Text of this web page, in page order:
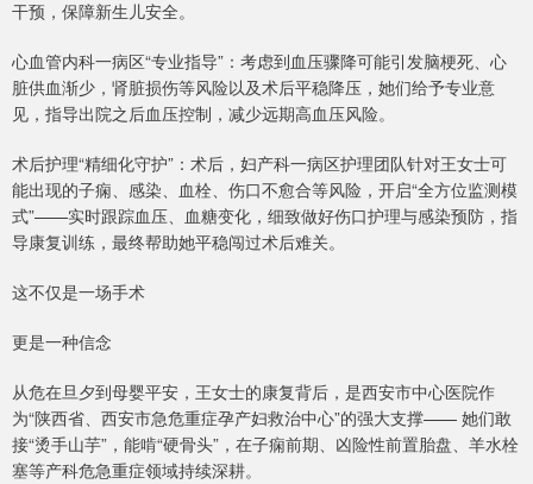
干预，保障新生儿安全。
心血管内科一病区“专业指导”：考虑到血压骤降可能引发脑梗死、心
脏供血渐少，肾脏损伤等风险以及术后平稳降压，她们给予专业意
见，指导出院之后血压控制，减少远期高血压风险。
术后护理“精细化守护”：术后，妇产科一病区护理团队针对王女士可
能出现的子痫、感染、血栓、伤口不愈合等风险，开启“全方位监测模
式”——实时跟踪血压、血糖变化，细致做好伤口护理与感染预防，指
导康复训练，最终帮助她平稳闯过术后难关。
这不仅是一场手术
更是一种信念
从危在旦夕到母婴平安，王女士的康复背后，是西安市中心医院作
为“陕西省、西安市急危重症孕产妇救治中心”的强大支撑—— 她们敢
接“烫手山芋”，能啃“硬骨头”，在子痫前期、凶险性前置胎盘、羊水栓
塞等产科危急重症领域持续深耕。